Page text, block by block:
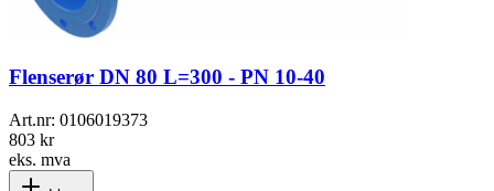
Flenserør DN 80 L=300 - PN 10-40
Art.nr: 0106019373
803 kr
eks. mva